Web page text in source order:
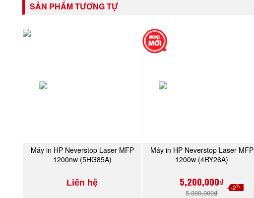
SẢN PHẨM TƯƠNG TỰ
Máy in HP Neverstop Laser MFP
1200nw (5HG85A)
Liên hệ
MUA NGAY
Máy in HP Neverstop Laser MFP
1200w (4RY26A)
5,200,000₫
5,300,000₫
-2%
MUA NGAY